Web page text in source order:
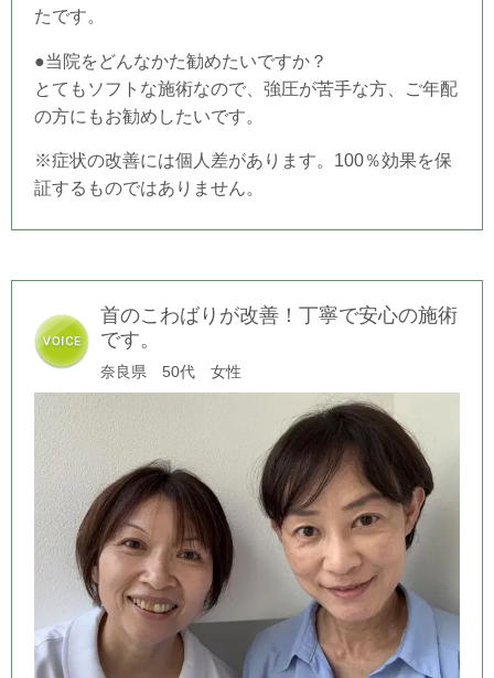
たです。
●当 院をどんなかた勧めたいですか？
とてもソフトな施術なので、強圧が苦手な方、ご年配
の方にもお勧めしたいです。
※症状の改善には個人差があります。100％効果を保
証するものではありません。
首のこわばりが改善！丁寧で安心の施術
です。
奈良県 50代 女性